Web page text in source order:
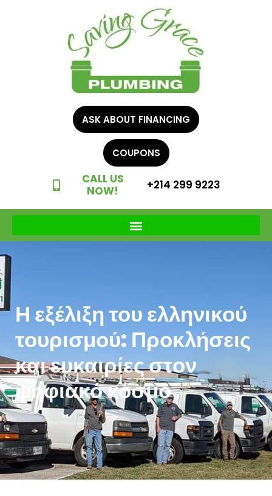
ASK ABOUT FINANCING
COUPONS
CALL US
NOW!
+214 299 9223
Η εξέλιξη του ελληνικού
τουρισμού: Προκλήσεις
και ευκαιρίες στον
ψηφιακό κόσμο